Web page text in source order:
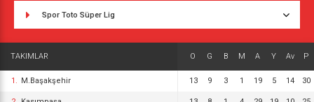
Spor Toto Süper Lig
TAKIMLAR O G B M A Y Av P
1. M.Başakşehir 13 9 3 1 19 5 14 30